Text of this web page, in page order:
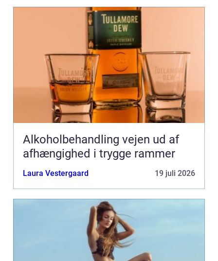
Alkoholbehandling vejen ud af
afhængighed i trygge rammer
Laura Vestergaard 19 juli 2026